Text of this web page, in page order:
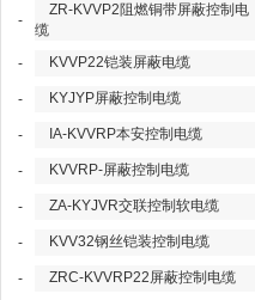
-
ZR-KVVP2阻燃铜带屏蔽控制电
缆
-
KVVP22铠装屏蔽电缆
- KYJYP屏蔽控制电缆
- IA-KVVRP本安控制电缆
- KVVRP-屏蔽控制电缆
- ZA-KYJVR交联控制软电缆
- KVV32钢丝铠装控制电缆
- ZRC-KVVRP22屏蔽控制电缆